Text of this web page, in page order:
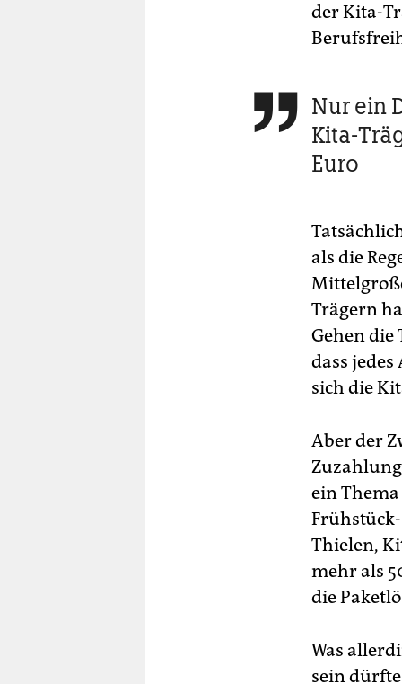
der Kita-
 Nur ein
Kita-
Euro
als die
Trägern
Gehen die
dass
sich die
Aber der
ein
Thielen,
mehr als
die
Was
sein